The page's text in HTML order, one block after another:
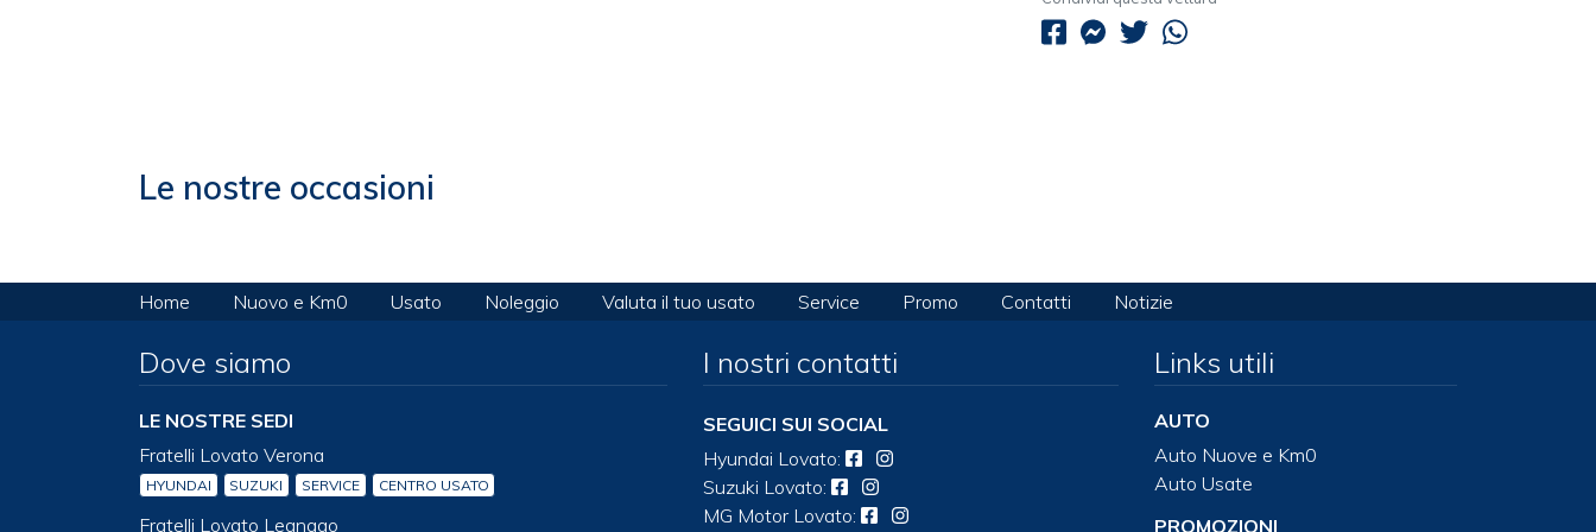
Le nostre occasioni
Home Nuovo e Km0 Usato Noleggio Valuta il tuo usato Service Promo Contatti Notizie
Dove siamo
LE NOSTRE SEDI
Fratelli Lovato Verona
HYUNDAI SUZUKI SERVICE CENTRO USATO
Fratelli Lovato Legnago
I nostri contatti
SEGUICI SUI SOCIAL
Hyundai Lovato:
Suzuki Lovato:
MG Motor Lovato:
Links utili
AUTO
Auto Nuove e Km0
Auto Usate
PROMOZIONI